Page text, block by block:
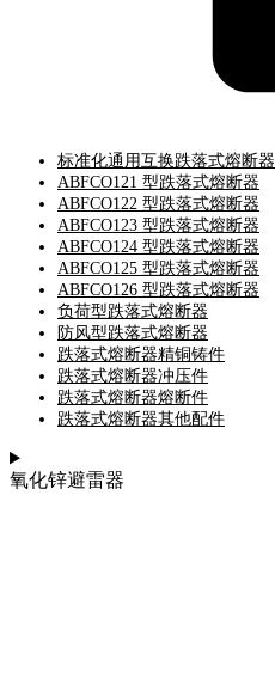
标准化通用互换跌落式熔断器
ABFCO121 型跌落式熔断器
ABFCO122 型跌落式熔断器
ABFCO123 型跌落式熔断器
ABFCO124 型跌落式熔断器
ABFCO125 型跌落式熔断器
ABFCO126 型跌落式熔断器
负荷型跌落式熔断器
防风型跌落式熔断器
跌落式熔断器精铜铸件
跌落式熔断器冲压件
跌落式熔断器熔断件
跌落式熔断器其他配件
氧化锌避雷器